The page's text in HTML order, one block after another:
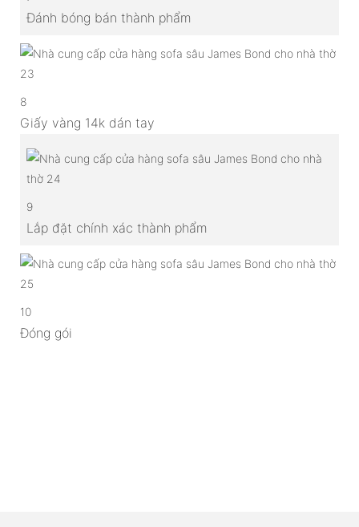
Đánh bóng bán thành phẩm
8
Giấy vàng 14k dán tay
9
Lắp đặt chính xác thành phẩm
10
Đóng gói